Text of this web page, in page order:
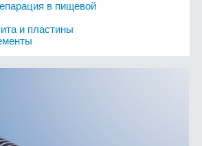
в пищевой
и пластины